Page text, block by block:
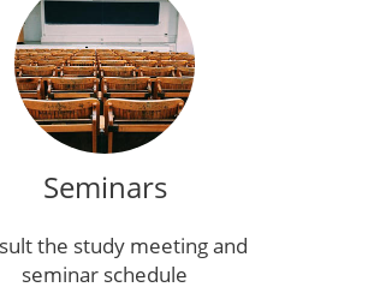
Seminars
the study meeting and
seminar schedule